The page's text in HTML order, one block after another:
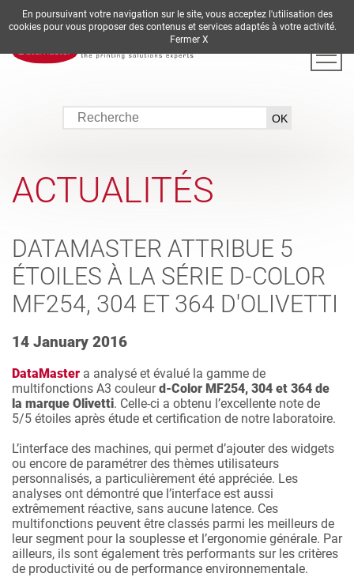
DE EN ES FR IT
ACTUALITÉS
DATAMASTER ATTRIBUE 5
ÉTOILES À LA SÉRIE D-COLOR
MF254, 304 ET 364 D'OLIVETTI
14 January 2016
DataMaster a analysé et évalué la gamme de
multifonctions A3 couleurd-Color MF254, 304 et 364 de
la marque Olivetti. Celle-ci a obtenu l’excellente note de
5/5 étoiles après étude et certification de notre laboratoire.
L’interface des machines, qui permet d’ajouter des widgets
ou encore de paramétrer des thèmes utilisateurs
personnalisés, a particulièrement été appréciée. Les
analyses ont démontré que l’interface est aussi
extrêmement réactive, sans aucune latence. Ces
multifonctions peuvent être classés parmi les meilleurs de
leur segment pour la souplesse et l’ergonomie générale. Par
ailleurs, ils sont également très performants sur les critères
de productivité ou de performance environnementale.
En poursuivant votre navigation sur le site, vous acceptez l'utilisation des
cookies pour vous proposer des contenus et services adaptés à votre activité.
Fermer X